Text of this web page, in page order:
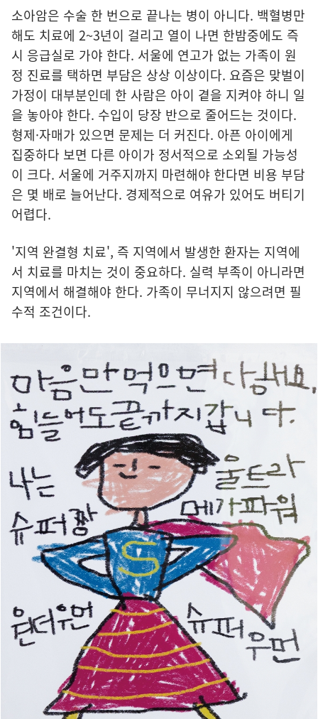
소아암은 수술 한 번으로 끝나는 병이 아니다. 백혈병만
해도 치료에 2~3년이 걸리고 열이 나면 한밤중에도 즉
시 응급실로 가야 한다. 서울에 연고가 없는 가족이 원
정 진료를 택하면 부담은 상상 이상이다. 요즘은 맞벌이
가정이 대부분인데 한 사람은 아이 곁을 지켜야 하니 일
을 놓아야 한다. 수입이 당장 반으로 줄어드는 것이다.
형제·자매가 있으면 문제는 더 커진다. 아픈 아이에게
집중하다 보면 다른 아이가 정서적으로 소외될 가능성
이 크다. 서울에 거주지까지 마련해야 한다면 비용 부담
은 몇 배로 늘어난다. 경제적으로 여유가 있어도 버티기
어렵다.
'지역 완결형 치료', 즉 지역에서 발생한 환자는 지역에
서 치료를 마치는 것이 중요하다. 실력 부족이 아니라면
지역에서 해결해야 한다. 가족이 무너지지 않으려면 필
수적 조건이다.